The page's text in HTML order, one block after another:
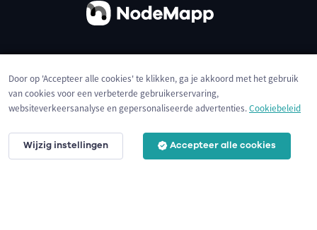
Privacybeleid Cookies
Door op 'Accepteer alle cookies' te klikken, ga je akkoord met het gebruik
van cookies voor een verbeterde gebruikerservaring,
websiteverkeersanalyse en gepersonaliseerde advertenties.Cookiebeleid
Wijzig instellingen Accepteer alle cookies